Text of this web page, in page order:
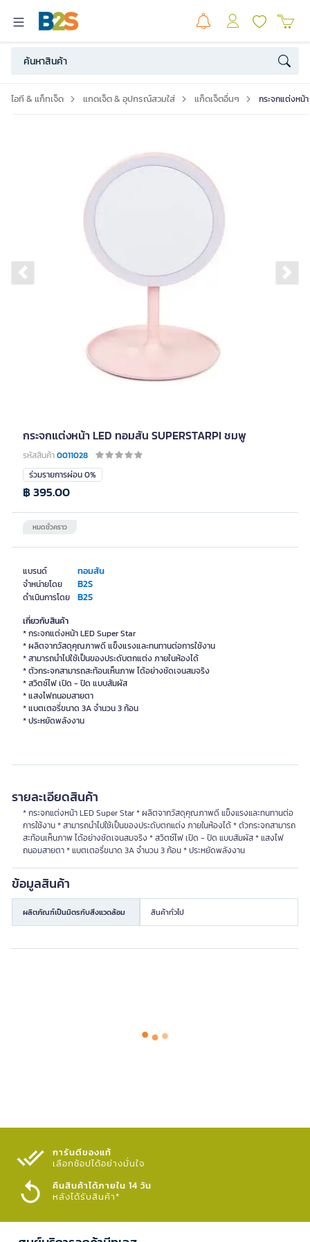
ไอที & แก็ทเจ็ด แกดเจ็ต & อุปกรณ์สวมใส่ แก็ดเจ็ตอื่นๆ กระจกแต่งหน้
Previous slide
กระจกแต่งหน้า LED ทอมสัน SUPERSTARPI ชมพู
รหัสสินค้า0011028
แบรนด์ ทอมสัน
จำหน่ายโดย B2S
ดำเนินการโดย B2S
ร่วมรายการผ่อน 0%
หมดชั่วคราว
฿ 395.00
เกี่ยวกับสินค้า
* กระจกแต่งหน้า LED Super Star
* ผลิตจากวัสดุคุณภาพดี แข็งแรงและทนทานต่อการใช้งาน
* สามารถนำไปใช้เป็นของประดับตกแต่ง ภายในห้องได้
* ตัวกระจกสามารถสะท้อนเห็นภาพ ได้อย่างชัดเจนสมจริง
* สวิตซ์ไฟ เปิด - ปิด แบบสัมผัส
* แสงไฟถนอมสายตา
* แบตเตอรี่ขนาด 3A จำนวน 3 ก้อน
รายละเอียดสินค้า
* กระจกแต่งหน้า LED Super Star * ผลิตจากวัสดุคุณภาพดี แข็งแรงและทนทานต่อ
การใช้งาน * สามารถนำไปใช้เป็นของประดับตกแต่ง ภายในห้องได้ * ตัวกระจกสามารถ
สะท้อนเห็นภาพ ได้อย่างชัดเจนสมจริง * สวิตซ์ไฟ เปิด - ปิด แบบสัมผัส * แสงไฟ
ถนอมสายตา * แบตเตอรี่ขนาด 3A จำนวน 3 ก้อน * ประหยัดพลังงาน
ข้อมูลสินค้า
ผลิตภัณฑ์เป็นมิตรกับสิ่งแวดล้อม สินค้าทั่วไป
การันตีของแท้
เลือกช้อปได้อย่างมั่นใจ​
คืนสินค้าได้ภายใน 14 วัน
หลังได้รับสินค้า*